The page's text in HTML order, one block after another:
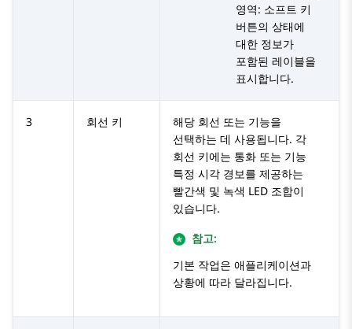
영역: 소프트 키
버튼의 상태에
대한 정보가
포함된 레이블을
표시합니다.
3 회선 키
해당 회선 또는 기능을
선택하는 데 사용됩니다. 각
회선 키에는 통화 또는 기능
특정 시각 경보를 제공하는
빨간색 및 녹색 LED 조합이
있습니다.
참고:
기본 작업은 애플리케이션과
상황에 따라 달라집니다.